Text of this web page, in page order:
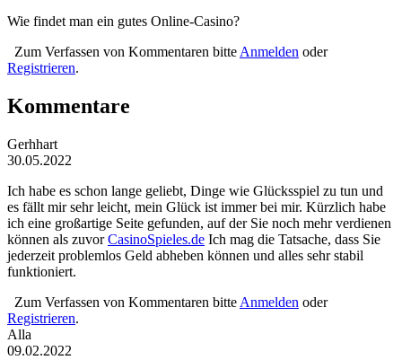
Wie findet man ein gutes Online-Casino?
Zum Verfassen von Kommentaren bitteAnmelden oder
Registrieren.
Kommentare
Gerhhart
30.05.2022
Ich habe es schon lange geliebt, Dinge wie Glücksspiel zu tun und
es fällt mir sehr leicht, mein Glück ist immer bei mir. Kürzlich habe
ich eine großartige Seite gefunden, auf der Sie noch mehr verdienen
können als zuvorCasinoSpieles.de Ich mag die Tatsache, dass Sie
jederzeit problemlos Geld abheben können und alles sehr stabil
funktioniert.
Zum Verfassen von Kommentaren bitte Anmelden oder
Registrieren.
Alla
09.02.2022